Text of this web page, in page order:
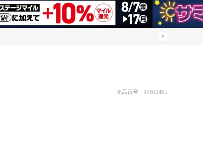
商品番号： 43602481